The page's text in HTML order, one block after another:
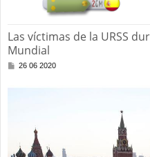
Las víctimas de la URSS
Mundial
M
26 06 2020